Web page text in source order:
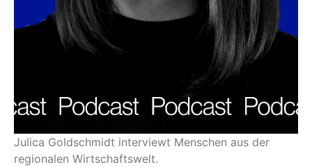
Julica Goldschmidt interviewt Menschen aus der
regionalen Wirtschaftswelt.